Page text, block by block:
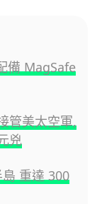
備 MagSafe
管美太空軍,
兇
重達 300